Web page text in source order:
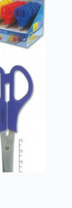
πολιτική απορρήτου